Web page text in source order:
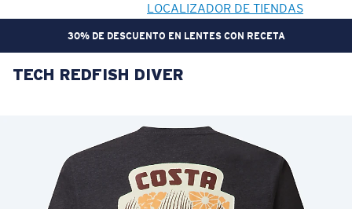
LOCALIZADOR DE TIENDAS
30% DE DESCUENTO EN LENTES CON RECETA
OBJETIVO ACTUALIZADO
Precio:
Cantidad:
Precio: Sin cargo
TECH REDFISH DIVER